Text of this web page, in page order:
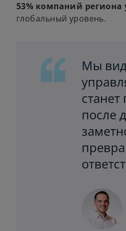
53% компаний
глобальный уровень.
Мы
после